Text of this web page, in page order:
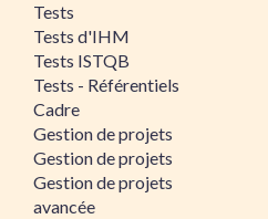
Tests
Tests d'IHM
Tests ISTQB
Tests - Référentiels
Cadre
Gestion de projets
Gestion de projets
Gestion de projets
avancée